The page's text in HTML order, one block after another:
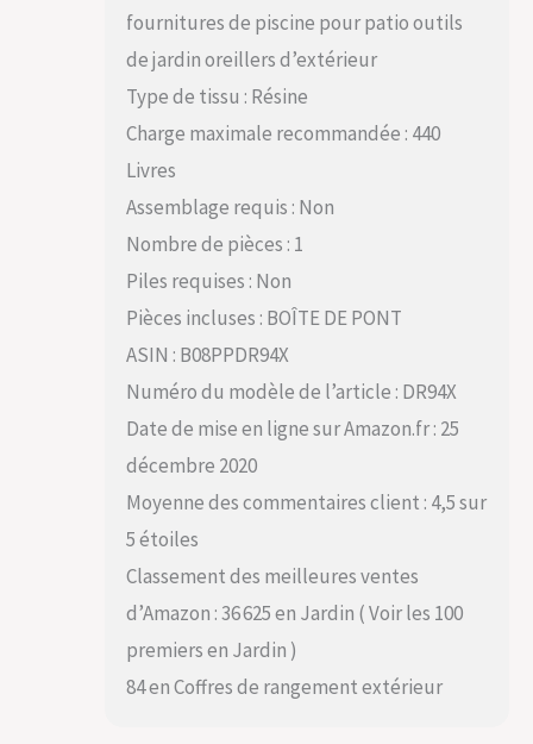
fournitures de piscine pour patio outils
de jardin oreillers d’extérieur
Type de tissu : Résine
Charge maximale recommandée : 440
Livres
Assemblage requis : Non
Nombre de pièces : 1
Piles requises : Non
Pièces incluses : BOÎTE DE PONT
ASIN : B08PPDR94X
Numéro du modèle de l’article : DR94X
Date de mise en ligne sur Amazon.fr : 25
décembre 2020
Moyenne des commentaires client : 4,5 sur
5 étoiles
Classement des meilleures ventes
d’Amazon : 36 625 en Jardin ( Voir les 100
premiers en Jardin )
84 en Coffres de rangement extérieur